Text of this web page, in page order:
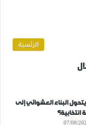
الرئسية
البناء العشوائي إلى
انتخابية؟
07/08/